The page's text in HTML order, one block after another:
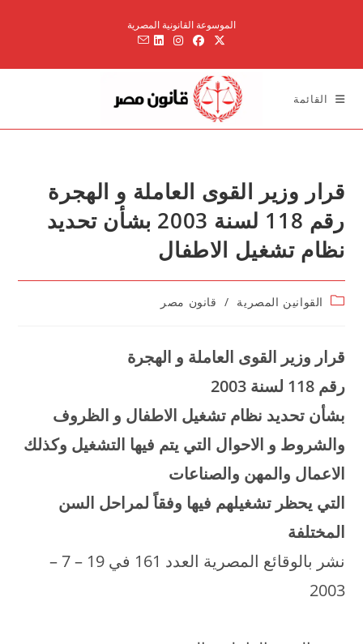
الموسوعة القانونية المصرية
القائمة
قرار وزير القوى العاملة و الهجرة
رقم 118 لسنة 2003 بشأن تحديد
نظام تشغيل الاطفال
Postالقوانين المصرية / قانون مصر
قرار وزير القوى العاملة و الهجرة
رقم 118 لسنة 2003
بشأن تحديد نظام تشغيل الاطفال و الظروف
والشروط و الاحوال التي يتم فيها التشغيل وكذلك
الاعمال والمهن والصناعات
التي يحظر تشغيلهم فيها وفقاً لمراحل السن
المختلفة
نشر بالوقائع المصرية العدد 161 في 19 – 7 –
2003